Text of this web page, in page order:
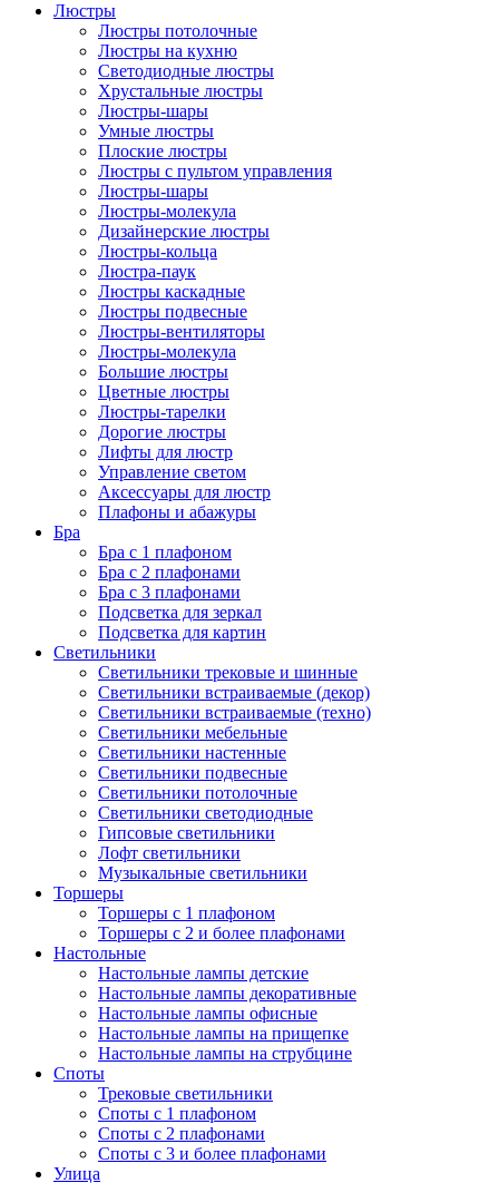
Люстры
Люстры потолочные
Люстры на кухню
Светодиодные люстры
Хрустальные люстры
Люстры-шары
Умные люстры
Плоские люстры
Люстры с пультом управления
Люстры-шары
Люстры-молекула
Дизайнерские люстры
Люстры-кольца
Люстра-паук
Люстры каскадные
Люстры подвесные
Люстры-вентиляторы
Люстры-молекула
Большие люстры
Цветные люстры
Люстры-тарелки
Дорогие люстры
Лифты для люстр
Управление светом
Аксессуары для люстр
Плафоны и абажуры
Бра
Бра с 1 плафоном
Бра с 2 плафонами
Бра с 3 плафонами
Подсветка для зеркал
Подсветка для картин
Светильники
Светильники трековые и шинные
Светильники встраиваемые (декор)
Светильники встраиваемые (техно)
Светильники мебельные
Светильники настенные
Светильники подвесные
Светильники потолочные
Светильники светодиодные
Гипсовые светильники
Лофт светильники
Музыкальные светильники
Торшеры
Торшеры с 1 плафоном
Торшеры с 2 и более плафонами
Настольные
Настольные лампы детские
Настольные лампы декоративные
Настольные лампы офисные
Настольные лампы на прищепке
Настольные лампы на струбцине
Споты
Трековые светильники
Споты с 1 плафоном
Споты с 2 плафонами
Споты с 3 и более плафонами
Улица